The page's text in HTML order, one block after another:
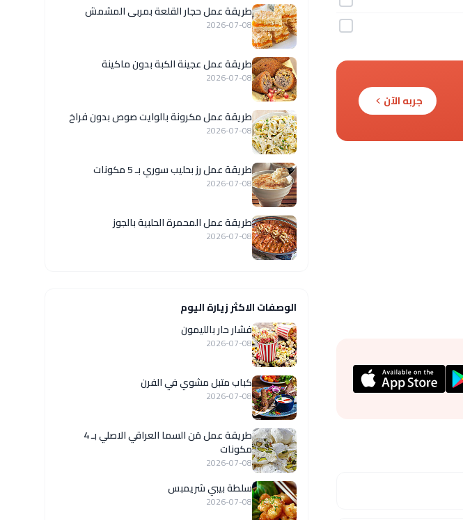
جربه الآن
طريقة عمل حجار القلعة بمربى المشمش
2026-07-08
طريقة عمل عجينة الكبة بدون ماكينة
2026-07-08
طريقة عمل مكرونة بالوايت صوص بدون فراخ
2026-07-08
طريقة عمل رز بحليب سوري بـ 5 مكونات
2026-07-08
طريقة عمل المحمرة الحلبية بالجوز
2026-07-08
الوصفات الاكثر زيارة اليوم
فشار حار بالليمون
2026-07-08
كباب متبل مشوي في الفرن
2026-07-08
طريقة عمل مَن السما العراقي الاصلي بـ 4
مكونات
2026-07-08
سلطة بيبي شريمبس
2026-07-08